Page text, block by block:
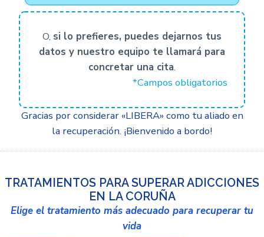
O, si lo prefieres, puedes dejarnos tus
datos y nuestro equipo te llamará para
concretar una cita.
*Campos obligatorios
Gracias por considerar «LIBERA» como tu aliado en
la recuperación. ¡Bienvenido a bordo!
TRATAMIENTOS PARA SUPERAR ADICCIONES
EN LA CORUÑA
Elige el tratamiento más adecuado para recuperar tu
vida